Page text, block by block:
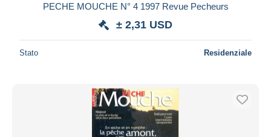
PECHE MOUCHE N° 4 1997 Revue Pecheurs
± 2,31 USD
Stato Residenziale